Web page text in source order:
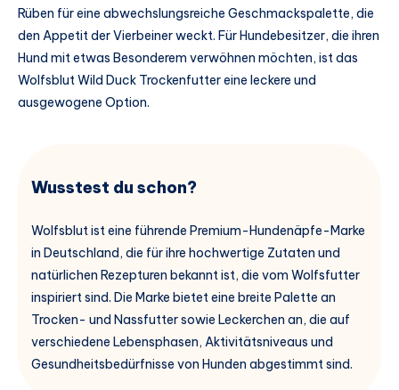
Rüben für eine abwechslungsreiche Geschmackspalette, die
den Appetit der Vierbeiner weckt. Für Hundebesitzer, die ihren
Hund mit etwas Besonderem verwöhnen möchten, ist das
Wolfsblut Wild Duck Trockenfutter eine leckere und
ausgewogene Option.
Wusstest du schon?
Wolfsblut ist eine führende Premium-Hundenäpfe-Marke
in Deutschland, die für ihre hochwertige Zutaten und
natürlichen Rezepturen bekannt ist, die vom Wolfsfutter
inspiriert sind. Die Marke bietet eine breite Palette an
Trocken- und Nassfutter sowie Leckerchen an, die auf
verschiedene Lebensphasen, Aktivitätsniveaus und
Gesundheitsbedürfnisse von Hunden abgestimmt sind.